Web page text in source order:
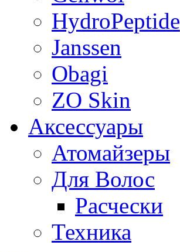
HydroPeptide
Janssen
Obagi
ZO Skin
Aксессуары
Атомайзеры
Для Волос
Расчески
Техника